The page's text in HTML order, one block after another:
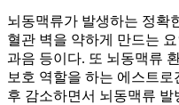
뇌동맥류가 발생하는 정확
혈관 벽을 약하게 만드는
과음 등이다. 또 뇌동맥류
보호 역할을 하는 에스트로
후 감소하면서 뇌동맥류